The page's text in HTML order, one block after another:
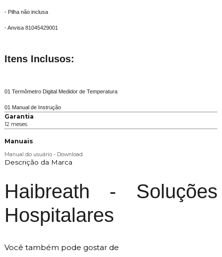
- Pilha não inclusa
- Anvisa 81045429001
Itens Inclusos:
01 Termômetro Digital Medidor de Temperatura
01 Manual de Instrução
Garantia
12 meses
Manuais
Manual do usuário - Download
Descrição da Marca
Haibreath - Soluções
Hospitalares
Você também pode gostar de